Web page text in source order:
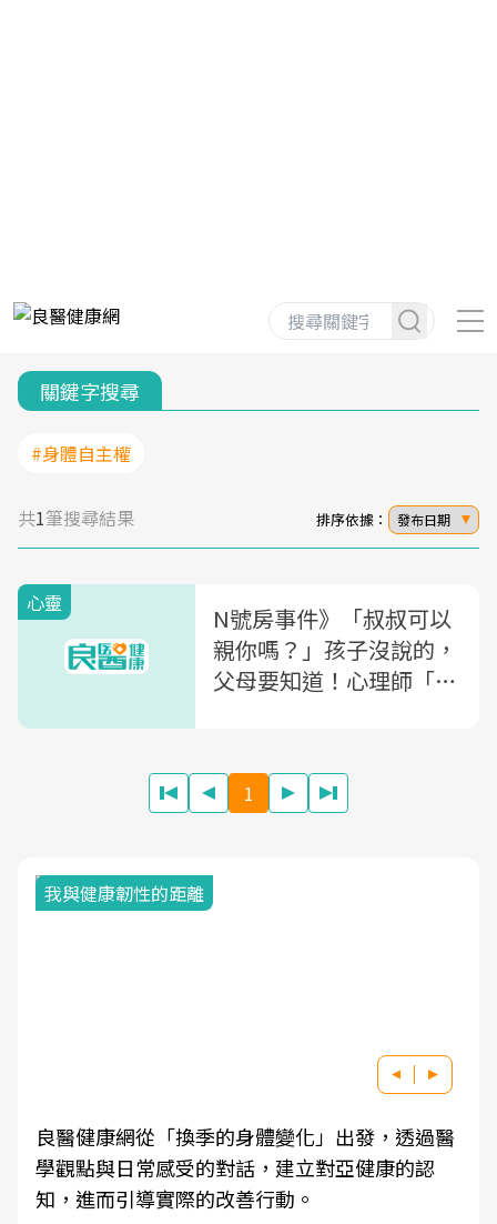
關鍵字搜尋
#身體自主權
共1筆搜尋結果 排序依據： 發布日期
心靈
N號房事件》「叔叔可以
親你嗎？」孩子沒說的，
父母要知道！心理師「紅
1
我與健康韌性的距離
良醫健康網從「換季的身體變化」出發，透過醫
學觀點與日常感受的對話，建立對亞健康的認
知，進而引導實際的改善行動。